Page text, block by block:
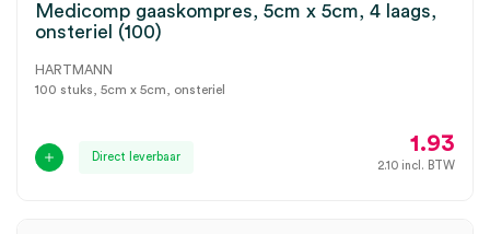
Medicomp gaaskompres, 5cm x 5cm, 4 laags,
onsteriel (100)
HARTMANN
100 stuks, 5cm x 5cm, onsteriel
Direct leverbaar
1.93
2.10 incl. BTW